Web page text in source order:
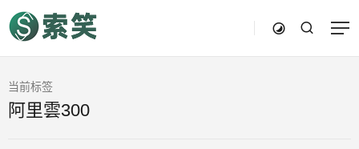
当前标签
阿里雲300